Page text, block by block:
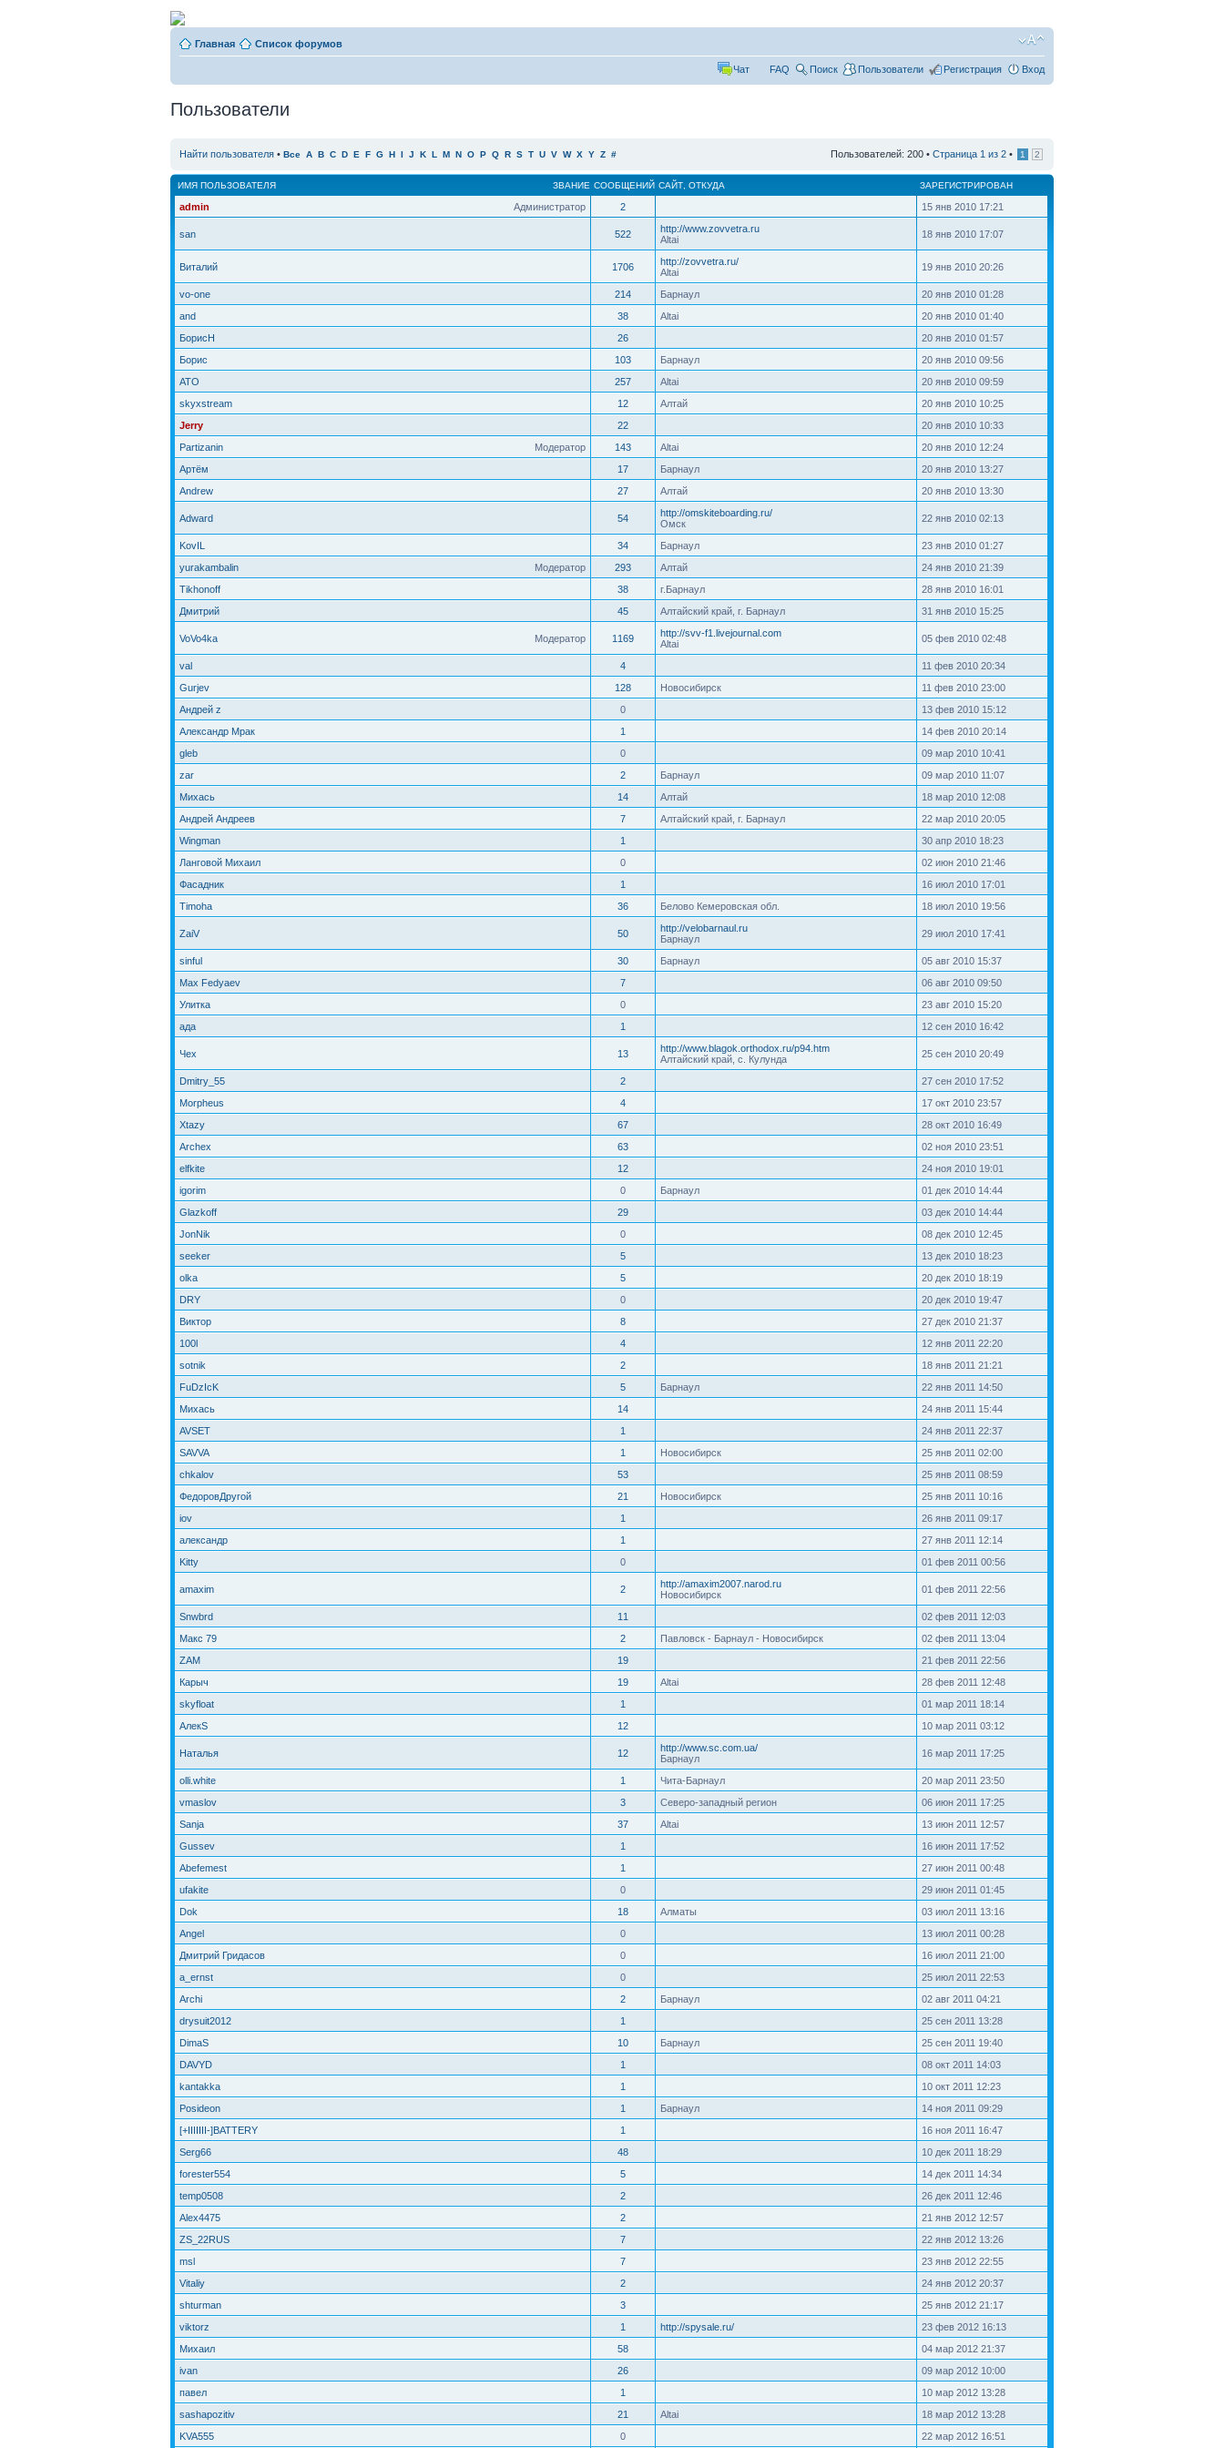
Главная Список форумов
Чат FAQ Поиск Пользователи Регистрация Вход
Пользователи
Найти пользователя • Все A B C D E F G H I J K L M N O P Q R S T U V W X Y Z # Пользователей: 200 • Страница 1 из 2 • 1 2
ЗВАНИЕ
ИМЯ ПОЛЬЗОВАТЕЛЯ СООБЩЕНИЙ САЙТ ОТКУДА ЗАРЕГИСТРИРОВАН
Администратор
admin 2 15 янв 2010 17:21
san 522
http://www.zovvetra.ru
Altai
18 янв 2010 17:07
Виталий 1706
http://zovvetra.ru/
Altai
19 янв 2010 20:26
vo-one 214 Барнаул
20 янв 2010 01:28
and
38 Altai
20 янв 2010 01:40
БорисН
26
20 янв 2010 01:57
Борис
103 Барнаул
20 янв 2010 09:56
ATO
257 Altai
20 янв 2010 09:59
skyxstream
12 Алтай
20 янв 2010 10:25
Jerry
22
20 янв 2010 10:33
Модератор
Partizanin 143 Altai
20 янв 2010 12:24
Артём
17 Барнаул
20 янв 2010 13:27
Andrew
27 Алтай 20 янв 2010 13:30
Adward 54
http://omskiteboarding.ru/
Омск
22 янв 2010 02:13
KovIL 34 Барнаул
23 янв 2010 01:27
Модератор
yurakambalin 293 Алтай
24 янв 2010 21:39
Tikhonoff
38 г.Барнаул
28 янв 2010 16:01
Дмитрий
45 Алтайский край, г. Барнаул 31 янв 2010 15:25
Модератор
VoVo4ka 1169
http://svv-f1.livejournal.com
Altai
05 фев 2010 02:48
val 4
11 фев 2010 20:34
Gurjev
128 Новосибирск
11 фев 2010 23:00
Андрей z
0
13 фев 2010 15:12
Александр Мрак
1
14 фев 2010 20:14
gleb
0
09 мар 2010 10:41
zar
2 Барнаул
09 мар 2010 11:07
Михась
14 Алтай
18 мар 2010 12:08
Андрей Андреев
7 Алтайский край, г. Барнаул
22 мар 2010 20:05
Wingman
1
30 апр 2010 18:23
Ланговой Михаил
0
02 июн 2010 21:46
Фасадник
1
16 июл 2010 17:01
Timoha
36 Белово Кемеровская обл. 18 июл 2010 19:56
ZaiV 50
http://velobarnaul.ru
Барнаул
29 июл 2010 17:41
sinful 30 Барнаул
05 авг 2010 15:37
Max Fedyaev
7
06 авг 2010 09:50
Улитка
0
23 авг 2010 15:20
ада
1 12 сен 2010 16:42
Чех 13
http://www.blagok.orthodox.ru/p94.htm
Алтайский край, с. Кулунда
25 сен 2010 20:49
Dmitry_55 2
27 сен 2010 17:52
Morpheus
4
17 окт 2010 23:57
Xtazy
67
28 окт 2010 16:49
Archex
63
02 ноя 2010 23:51
elfkite
12
24 ноя 2010 19:01
igorim
0 Барнаул
01 дек 2010 14:44
Glazkoff
29
03 дек 2010 14:44
JonNik
0
08 дек 2010 12:45
seeker
5
13 дек 2010 18:23
olka
5
20 дек 2010 18:19
DRY
0
20 дек 2010 19:47
Виктор
8
27 дек 2010 21:37
100l
4
12 янв 2011 22:20
sotnik
2
18 янв 2011 21:21
FuDzIcK
5 Барнаул
22 янв 2011 14:50
Михась
14
24 янв 2011 15:44
AVSET
1
24 янв 2011 22:37
SAVVA
1 Новосибирск
25 янв 2011 02:00
chkalov
53
25 янв 2011 08:59
ФедоровДругой
21 Новосибирск
25 янв 2011 10:16
iov
1
26 янв 2011 09:17
александр
1
27 янв 2011 12:14
Kitty
0 01 фев 2011 00:56
amaxim 2
http://amaxim2007.narod.ru
Новосибирск
01 фев 2011 22:56
Snwbrd 11
02 фев 2011 12:03
Макс 79
2 Павловск - Барнаул - Новосибирск
02 фев 2011 13:04
ZAM
19
21 фев 2011 22:56
Карыч
19 Altai
28 фев 2011 12:48
skyfloat
1
01 мар 2011 18:14
АлекS
12 10 мар 2011 03:12
Наталья 12
http://www.sc.com.ua/
Барнаул
16 мар 2011 17:25
olli.white 1 Чита-Барнаул
20 мар 2011 23:50
vmaslov
3 Северо-западный регион
06 июн 2011 17:25
Sanja
37 Altai
13 июн 2011 12:57
Gussev
1
16 июн 2011 17:52
Abefemest
1
27 июн 2011 00:48
ufakite
0
29 июн 2011 01:45
Dok
18 Алматы
03 июл 2011 13:16
Angel
0
13 июл 2011 00:28
Дмитрий Гридасов
0
16 июл 2011 21:00
a_ernst
0
25 июл 2011 22:53
Archi
2 Барнаул
02 авг 2011 04:21
drysuit2012
1
25 сен 2011 13:28
DimaS
10 Барнаул
25 сен 2011 19:40
DAVYD
1
08 окт 2011 14:03
kantakka
1
10 окт 2011 12:23
Posideon
1 Барнаул
14 ноя 2011 09:29
[+IIIIIII-]BATTERY
1
16 ноя 2011 16:47
Serg66
48
10 дек 2011 18:29
forester554
5
14 дек 2011 14:34
temp0508
2
26 дек 2011 12:46
Alex4475
2
21 янв 2012 12:57
ZS_22RUS
7
22 янв 2012 13:26
msl
7
23 янв 2012 22:55
Vitaliy
2
24 янв 2012 20:37
shturman
3
25 янв 2012 21:17
viktorz
1 http://spysale.ru/
23 фев 2012 16:13
Михаил
58
04 мар 2012 21:37
ivan
26
09 мар 2012 10:00
павел
1
10 мар 2012 13:28
sashapozitiv
21 Altai
18 мар 2012 13:28
KVA555
0 22 мар 2012 16:51